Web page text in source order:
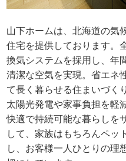
山下ホームは、北海道の気
住宅を提供しております。
換気システムを採用し、年
清潔な空気を実現。省エネ
て長く暮らせる住まいづく
太陽光発電や家事負担を軽
快適で持続可能な暮らしを
して、家族はもちろんペッ
し、お客様一人ひとりの理